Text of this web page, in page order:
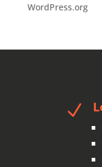
WordPress.org
N